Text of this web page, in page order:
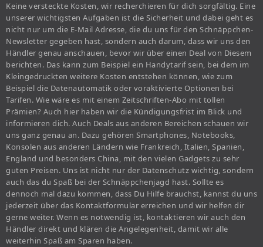
Keine versteckte Kosten, wir recherchieren für dich sorgfältig. Eine
unserer wichtigsten Aufgaben ist die Sicherheit und dabei geht es
nicht nur um die E-Mail Adresse, die du uns für den Schnäppchen-
Newsletter gegeben hast, sondern auch darum, dass wir uns den
Händler genau anschauen, bevor wir über einen Deal von Diesem
berichten. Das kann zum Beispiel ein Handytarif sein, bei dem im
Kleingedruckten weitere Kosten entstehen können, wie zum
Beispiel die Datenautomatik oder voraktivierte Optionen bei
Tarifen. Wie wäre es mit einem Zeitschriften-Abo mit tollen
Prämien? Auch hier haben wir die Kündigungsfrist im Blick und
informieren dich. Auch Deals aus anderen Bereichen schauen wir
uns ganz genau an. Dazu gehören Smartphones, Notebooks,
Konsolen aus anderen Ländern wie Frankreich, Italien, Spanien,
England und besonders China, mit den vielen Gadgets zu sehr
guten Preisen. Uns ist nicht nur der Datenschutz wichtig, sondern
auch das du Spaß bei der Schnäppchenjagd hast. Sollte es
dennoch mal dazu kommen, dass Du Hilfe brauchst, kannst du uns
jederzeit über das Kontaktformular erreichen und wir helfen dir
gerne weiter. Wenn es notwendig ist, kontaktieren wir auch den
Händler direkt und klären die Angelegenheit, damit wir alle
weiterhin Spaß am Sparen haben.